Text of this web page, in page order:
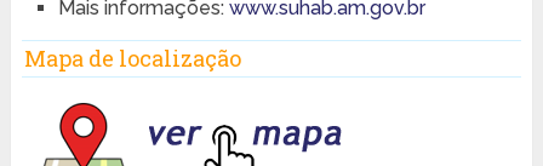
Mais informações: www.suhab.am.gov.br
Mapa de localização